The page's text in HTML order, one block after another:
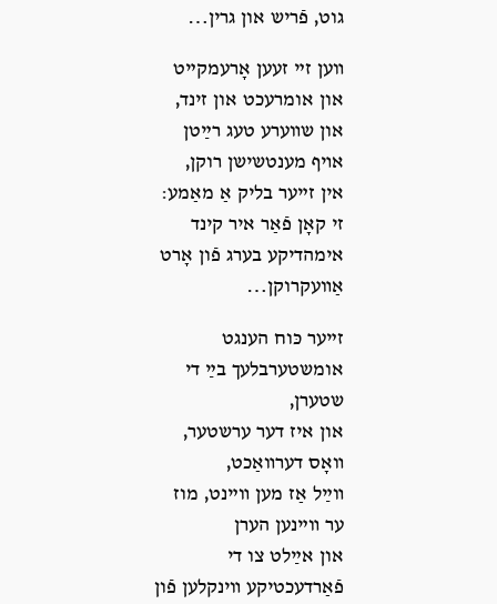
גוט, פֿריש און גרין…
װען זײ זעען אָרעמקײט
און אומרעכט און זינד,
און שװערע טעג רײַטן
אױף מענטשישן רוקן,
אין זײער בליק אַ מאַמע:
זי קאָן פֿאַר איר קינד
אימהדיקע בערג פֿון אָרט
אַװעקרוקן…
זײער כּוח הענגט
אומשטערבלעך בײַ די
שטערן,
און איז דער ערשטער,
װאָס דערװאַכט,
װײַל אַז מען װײנט, מוז
ער װײנען הערן
און אײַלט צו די
פֿאַרדעכטיקע װינקלען פֿון